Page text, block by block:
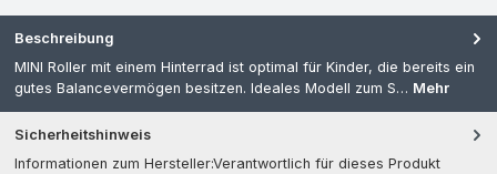
Beschreibung
MINI Roller mit einem Hinterrad ist optimal für Kinder, die bereits ein
gutes Balancevermögen besitzen. Ideales Modell zum S… Mehr
Sicherheitshinweis
Informationen zum Hersteller:Verantwortlich für dieses Produkt